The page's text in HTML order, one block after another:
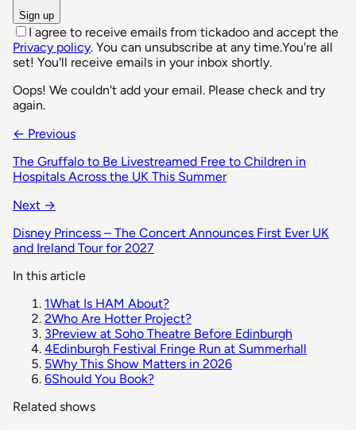
Sign up
I agree to receive emails from tickadoo and accept the
Privacy policy. You can unsubscribe at any time.You're all
set! You'll receive emails in your inbox shortly.
Oops! We couldn't add your email. Please check and try
again.
← Previous
The Gruffalo to Be Livestreamed Free to Children in
Hospitals Across the UK This Summer
Next →
Disney Princess – The Concert Announces First Ever UK
and Ireland Tour for 2027
In this article
1What Is HAM About?
2Who Are Hotter Project?
3Preview at Soho Theatre Before Edinburgh
4Edinburgh Festival Fringe Run at Summerhall
5Why This Show Matters in 2026
6Should You Book?
Related shows